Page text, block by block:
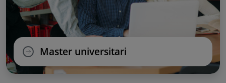
Master universitari